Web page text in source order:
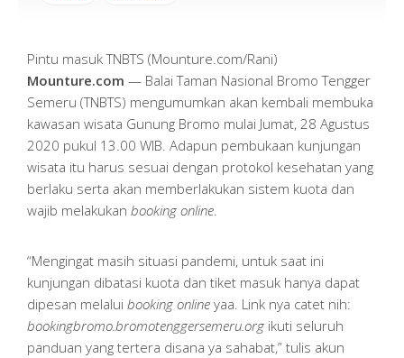
Pintu masuk TNBTS (Mounture.com/Rani)
Mounture.com — Balai Taman Nasional Bromo Tengger
Semeru (TNBTS) mengumumkan akan kembali membuka
kawasan wisata Gunung Bromo mulai Jumat, 28 Agustus
2020 pukul 13.00 WIB. Adapun pembukaan kunjungan
wisata itu harus sesuai dengan protokol kesehatan yang
berlaku serta akan memberlakukan sistem kuota dan
wajib melakukan booking online.
“Mengingat masih situasi pandemi, untuk saat ini
kunjungan dibatasi kuota dan tiket masuk hanya dapat
dipesan melalui booking online yaa. Link nya catet nih:
bookingbromo.bromotenggersemeru.org ikuti seluruh
panduan yang tertera disana ya sahabat,” tulis akun